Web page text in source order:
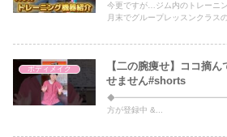
今更ですが…ジム内のトレーニ
月末でグループレッスンクラス
ボディメイク
【二の腕痩せ】ココ摘
せません#shorts
方が登録中 &...